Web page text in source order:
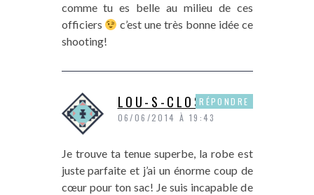
comme tu es belle au milieu de ces
officiers
c’est une très bonne idée ce
shooting!
LOU-S-CLOSET
06/06/2014 À 19:43
Je trouve ta tenue superbe, la robe est
juste parfaite et j’ai un énorme coup de
cœur pour ton sac! Je suis incapable de
RÉPONDRE